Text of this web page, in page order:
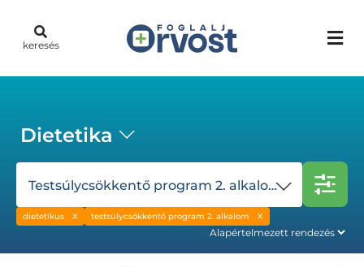
keresés
Dietetika
Testsúlycsökkentő program 2. alkalom
dietetikus testsúlycsökkentő program 2. alkalom